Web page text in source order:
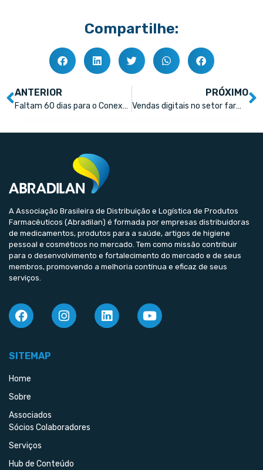
Compartilhe:
ANTERIOR
Faltam 60 dias para o Conexão Farma 2026
PRÓXIMO
Vendas digitais no setor farmacêutico crescem e ultrapassam R$ 20 bilhões
A Associação Brasileira de Distribuição e Logística de Produtos
Farmacêuticos (Abradilan) é formada por empresas distribuidoras
de medicamentos, produtos para a saúde, artigos de higiene
pessoal e cosméticos no mercado. Tem como missão contribuir
para o desenvolvimento e fortalecimento do mercado e de seus
membros, promovendo a melhoria contínua e eficaz de seus
serviços.
SITEMAP
Home
Sobre
Associados
Sócios Colaboradores
Serviços
Hub de Conteúdo